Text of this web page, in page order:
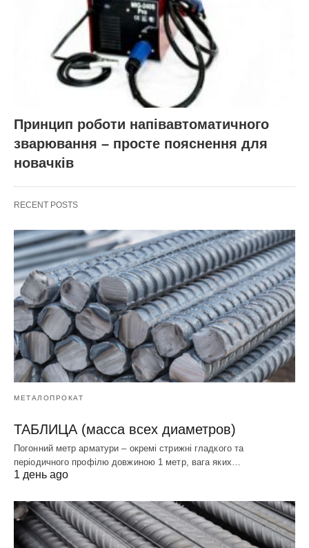
Принцип роботи напівавтоматичного
зварювання – просте пояснення для
новачків
RECENT POSTS
МЕТАЛОПРОКАТ
ТАБЛИЦА (масса всех диаметров)
Погонний метр арматури – окремі стрижні гладкого та
періодичного профілю довжиною 1 метр, вага яких…
1 день ago